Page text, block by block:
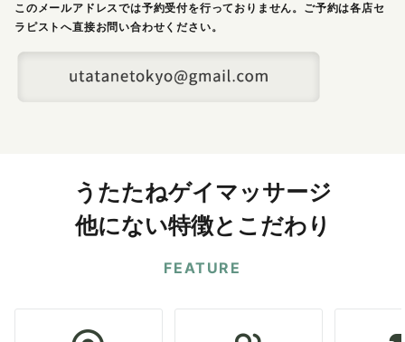
このメールアドレスでは予約受付を行っておりません。ご予約は各店セ
ラピストへ直接お問い合わせください。
うたたねゲイマッサージ
他にない特徴とこだわり
FEATURE